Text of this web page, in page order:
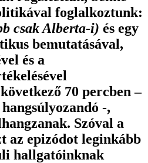
foglalkoztunk:
csak Alberta-i) és egy
bemutatásával,
és a
70 percben –
-,
Szóval a
az epizódot leginkább
hallgatóinknak